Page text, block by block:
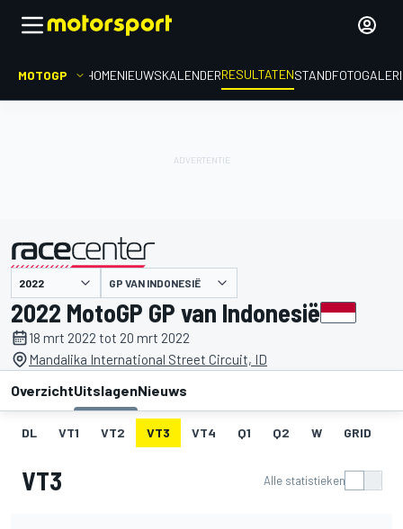
MOTOGP HOMENIEUWSKALENDERRESULTATENSTAND
gepresenteerd door GP VAN INDONESIË
2022 MotoGP GP van Indonesië
18 mrt 2022 tot 20 mrt 2022
Mandalika International Street Circuit, ID
OverzichtUitslagenNieuws
DL VT1 VT2 VT3 VT4 Q1 Q2 W GRID
VT3 Alle statistieken